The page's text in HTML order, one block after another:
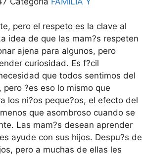
pero el respeto es la clave al
idea de que las mam?s respeten
ajena para algunos, pero
curiosidad. Es f?cil
que todos sentimos del
?es eso lo mismo que
los ni?os peque?os, el efecto del
que asombroso cuando se
Las mam?s desean aprender
ayude con sus hijos. Despu?s de
pero a muchas de ellas les